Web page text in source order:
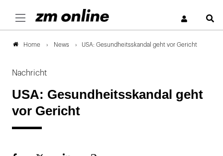
Home News USA: Gesundheitsskandal geht vor Gericht
Nachricht
USA: Gesundheitsskandal geht
vor Gericht